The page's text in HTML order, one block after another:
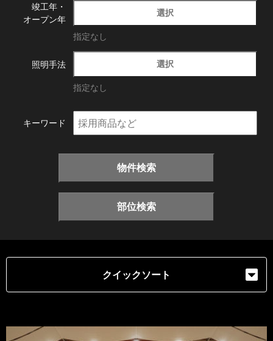
竣工年・
オープン年
選択
指定なし
照明手法 選択
指定なし
キーワード
物件検索
部位検索
クイックソート